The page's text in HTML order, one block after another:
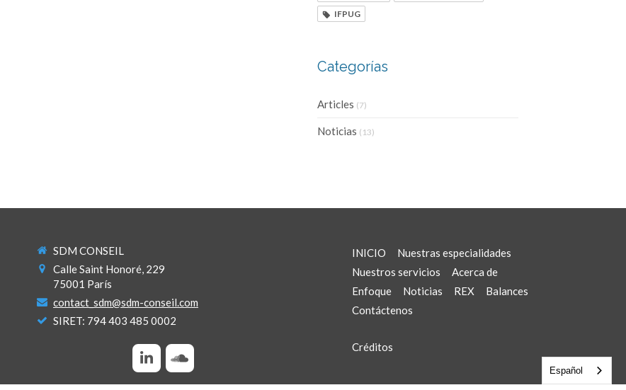
IFPUG
Categorías
Articles (7)
Noticias (13)
SDM CONSEIL
Calle Saint Honoré, 229
75001 París
contact_sdm@sdm-conseil.com
SIRET: 794 403 485 0002
INICIO
Nuestras especialidades
Nuestros servicios
Acerca de
Enfoque
Noticias REX
Balances
Contáctenos
Créditos
Español